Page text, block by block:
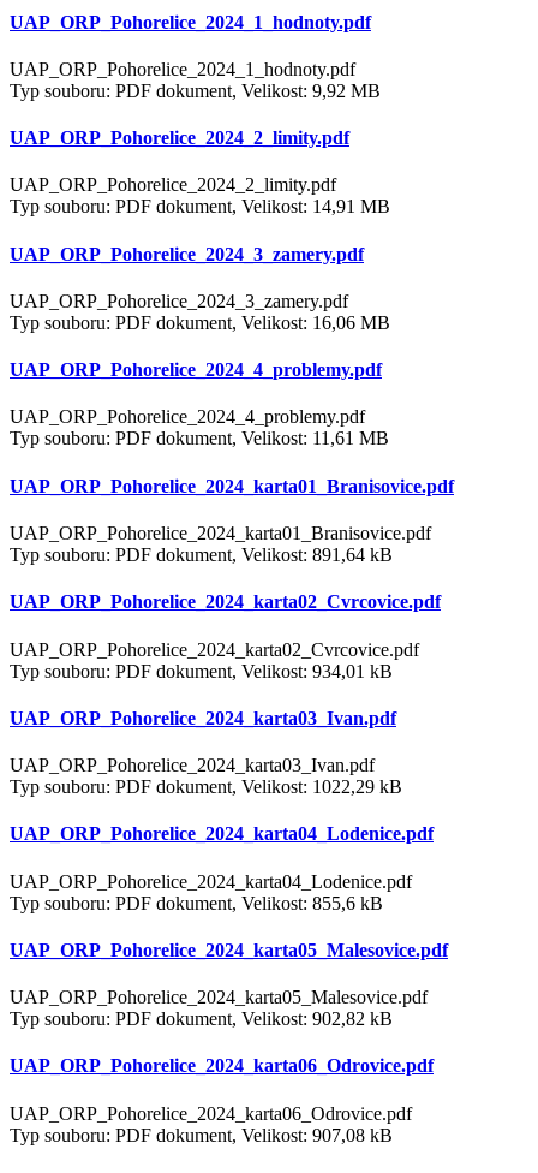
UAP_ORP_Pohorelice_2024_1_hodnoty.pdf
UAP_ORP_Pohorelice_2024_1_hodnoty.pdf
Typ souboru: PDF dokument, Velikost: 9,92 MB
UAP_ORP_Pohorelice_2024_2_limity.pdf
UAP_ORP_Pohorelice_2024_2_limity.pdf
Typ souboru: PDF dokument, Velikost: 14,91 MB
UAP_ORP_Pohorelice_2024_3_zamery.pdf
UAP_ORP_Pohorelice_2024_3_zamery.pdf
Typ souboru: PDF dokument, Velikost: 16,06 MB
UAP_ORP_Pohorelice_2024_4_problemy.pdf
UAP_ORP_Pohorelice_2024_4_problemy.pdf
Typ souboru: PDF dokument, Velikost: 11,61 MB
UAP_ORP_Pohorelice_2024_karta01_Branisovice.pdf
UAP_ORP_Pohorelice_2024_karta01_Branisovice.pdf
Typ souboru: PDF dokument, Velikost: 891,64 kB
UAP_ORP_Pohorelice_2024_karta02_Cvrcovice.pdf
UAP_ORP_Pohorelice_2024_karta02_Cvrcovice.pdf
Typ souboru: PDF dokument, Velikost: 934,01 kB
UAP_ORP_Pohorelice_2024_karta03_Ivan.pdf
UAP_ORP_Pohorelice_2024_karta03_Ivan.pdf
Typ souboru: PDF dokument, Velikost: 1022,29 kB
UAP_ORP_Pohorelice_2024_karta04_Lodenice.pdf
UAP_ORP_Pohorelice_2024_karta04_Lodenice.pdf
Typ souboru: PDF dokument, Velikost: 855,6 kB
UAP_ORP_Pohorelice_2024_karta05_Malesovice.pdf
UAP_ORP_Pohorelice_2024_karta05_Malesovice.pdf
Typ souboru: PDF dokument, Velikost: 902,82 kB
UAP_ORP_Pohorelice_2024_karta06_Odrovice.pdf
UAP_ORP_Pohorelice_2024_karta06_Odrovice.pdf
Typ souboru: PDF dokument, Velikost: 907,08 kB